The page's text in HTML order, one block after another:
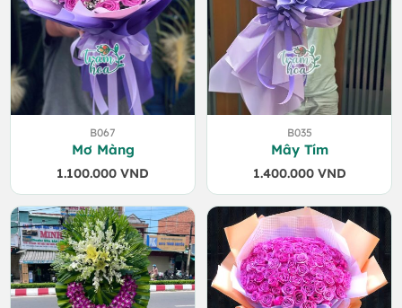
B067
Mơ Màng
1.100.000 VND
B035
Mây Tím
1.400.000 VND